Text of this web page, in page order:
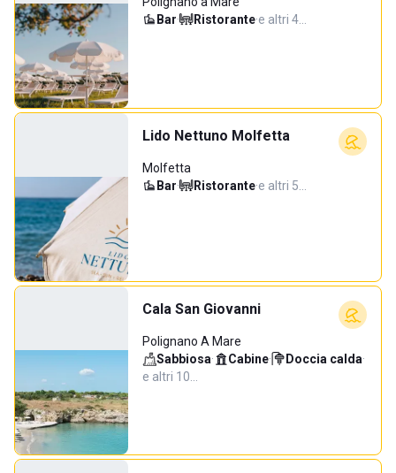
Bar· Ristorante·e altri 4…
Lido Nettuno Molfetta
Molfetta
Bar· Ristorante·e altri 5…
Cala San Giovanni
Polignano A Mare
Sabbiosa· Cabine· Doccia calda·
e altri 10…